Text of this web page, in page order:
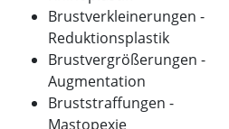
Brustverkleinerungen -
Reduktionsplastik
Brustvergrößerungen -
Augmentation
Bruststraffungen -
Mastopexie